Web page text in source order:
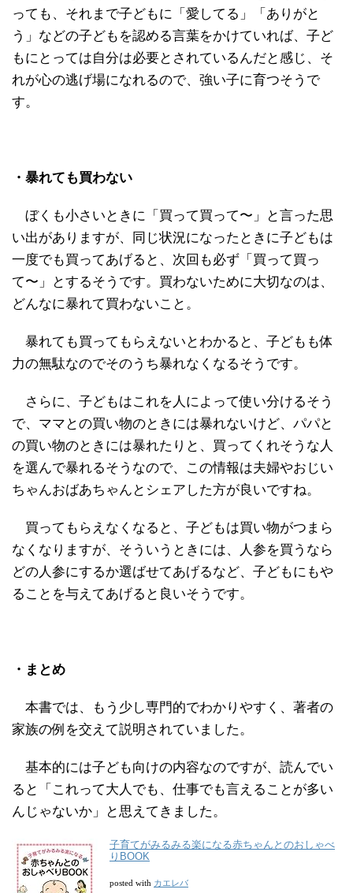
っても、それまで子どもに「愛してる」「ありがと
う」などの子どもを認める言葉をかけていれば、子ど
もにとっては自分は必要とされているんだと感じ、そ
れが心の逃げ場になれるので、強い子に育つそうで
す。
・暴れても買わない
ぼくも小さいときに「買って買って〜」と言った思
い出がありますが、同じ状況になったときに子どもは
一度でも買ってあげると、次回も必ず「買って買っ
て〜」とするそうです。買わないために大切なのは、
どんなに暴れて買わないこと。
暴れても買ってもらえないとわかると、子どもも体
力の無駄なのでそのうち暴れなくなるそうです。
さらに、子どもはこれを人によって使い分けるそう
で、ママとの買い物のときには暴れないけど、パパと
の買い物のときには暴れたりと、買ってくれそうな人
を選んで暴れるそうなので、この情報は夫婦やおじい
ちゃんおばあちゃんとシェアした方が良いですね。
買ってもらえなくなると、子どもは買い物がつまら
なくなりますが、そういうときには、人参を買うなら
どの人参にするか選ばせてあげるなど、子どもにもや
ることを与えてあげると良いそうです。
・まとめ
本書では、もう少し専門的でわかりやすく、著者の
家族の例を交えて説明されていました。
基本的には子ども向けの内容なのですが、読んでい
ると「これって大人でも、仕事でも言えることが多い
んじゃないか」と思えてきました。
子育てがみるみる楽になる赤ちゃんとのおしゃべ
りBOOK
posted with カエレバ